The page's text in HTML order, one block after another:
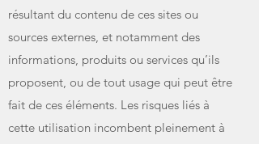
résultant du contenu de ces sites ou
sources externes, et notamment des
informations, produits ou services qu’ils
proposent, ou de tout usage qui peut être
fait de ces éléments. Les risques liés à
cette utilisation incombent pleinement à